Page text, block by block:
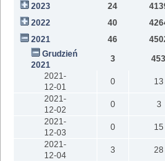
2023
24
2022
40
2021
46
Grudzień
2021
3 453
2021-
12-01
0 13
2021-
12-02
0 3
2021-
12-03
0 15
2021-
12-04
3 28